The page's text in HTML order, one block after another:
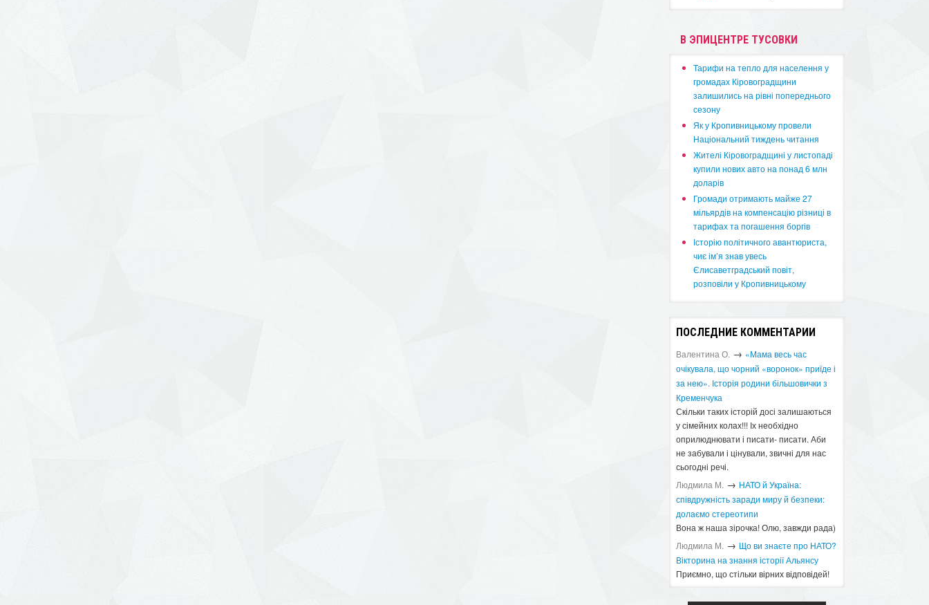
В ЭПИЦЕНТРЕ ТУСОВКИ
​Тарифи на тепло для населення у
громадах Кіровоградщини
залишились на рівні попереднього
сезону
​Як у Кропивницькому провели
Національний тиждень читання
​Жителі Кіровоградщині у листопаді
купили нових авто на понад 6 млн
доларів
​Громади отримають майже 27
мільярдів на компенсацію різниці в
тарифах та погашення боргів
Історію політичного авантюриста,
чиє ім’я знав увесь
Єлисаветградський повіт,
розповіли у Кропивницькому
ПОСЛЕДНИЕ КОММЕНТАРИИ
Валентина О. → «Мама весь час
очікувала, що чорний «воронок» приїде і
за нею». Історія родини більшовички з
Кременчука
Скільки таких історій досі залишаються
у сімейних колах!!! Іх необхідно
оприлюднювати і писати- писати. Аби
не забували і цінували, звичні для нас
сьогодні речі.
Людмила М. → ​НАТО й Україна:
співдружність заради миру й безпеки:
долаємо стереотипи
Вона ж наша зірочка! Олю, завжди рада)
Людмила М. → Що ви знаєте про НАТО?
Вікторина на знання історії Альянсу ​
Приємно, що стільки вірних відповідей!